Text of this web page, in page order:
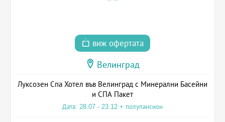
виж офертата
Велинград
Луксозен Спа Хотел във Велинград с Минерални Басейни
и СПА Пакет
Дата: 28.07 - 23.12 + полупансион